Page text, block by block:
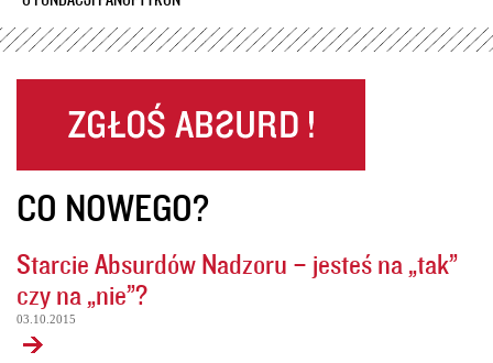
CO NOWEGO?
Starcie Absurdów Nadzoru – jesteś na „tak”
czy na „nie”?
03.10.2015